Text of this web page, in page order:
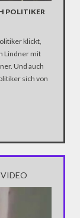
POLITIKER
klickt,
Lindner mit
Und auch
sich von